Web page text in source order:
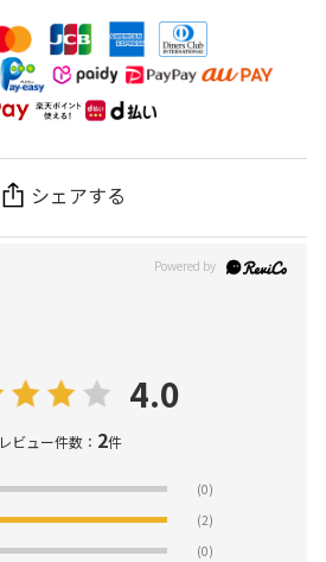
シェアする
4.0
レビュー件数： 2件
(0)
(2)
(0)